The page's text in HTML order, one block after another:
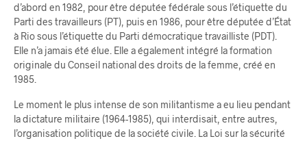
d’abord en 1982, pour être députée fédérale sous l’étiquette du
Parti des travailleurs (PT), puis en 1986, pour être députée d’État
à Rio sous l’étiquette du Parti démocratique travailliste (PDT).
Elle n’a jamais été élue. Elle a également intégré la formation
originale du Conseil national des droits de la femme, créé en
1985.
Le moment le plus intense de son militantisme a eu lieu pendant
la dictature militaire (1964-1985), qui interdisait, entre autres,
l’organisation politique de la société civile. La Loi sur la sécurité